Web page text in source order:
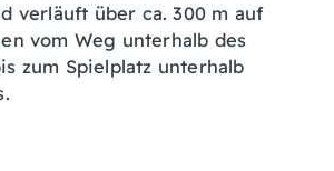
verläuft über ca. 300 m auf
vom Weg unterhalb des
zum Spielplatz unterhalb